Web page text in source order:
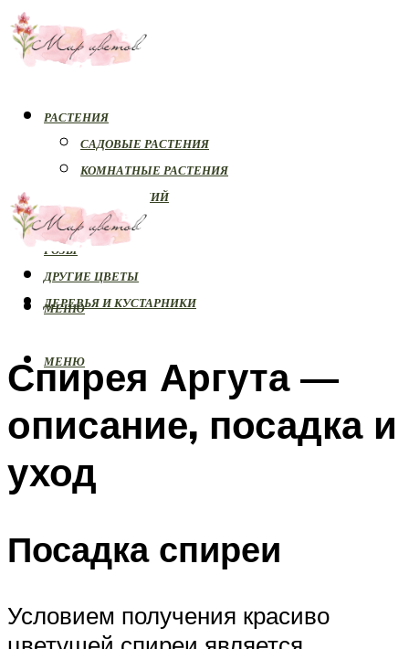
РАСТЕНИЯ
САДОВЫЕ РАСТЕНИЯ
КОМНАТНЫЕ РАСТЕНИЯ
БОЛЕЗНИ РАСТЕНИЙ
ОРХИДЕИ
РОЗЫ
ДРУГИЕ ЦВЕТЫ
ДЕРЕВЬЯ И КУСТАРНИКИ
МЕНЮ
МЕНЮ
Спирея Аргута —
описание, посадка и
уход
Посадка спиреи
Условием получения красиво